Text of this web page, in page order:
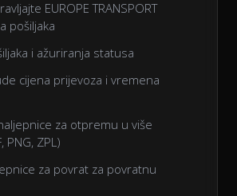
EUROPE TRANSPORT
pošiljaka
i ažuriranja statusa
cijena prijevoza i vremena
za otpremu u više
PNG, ZPL)
za povrat za povratnu